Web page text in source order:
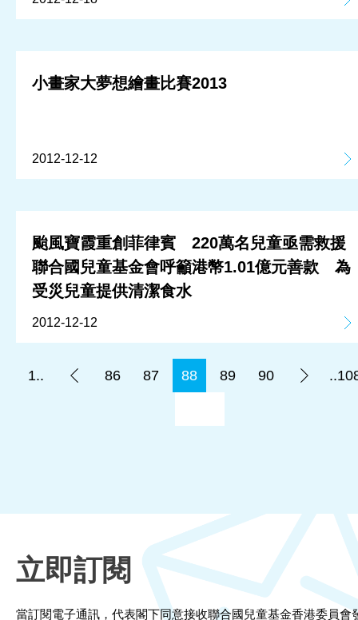
小畫家大夢想繪畫比賽2013
2012-12-12
颱風寶霞重創菲律賓 220萬名兒童亟需救援
聯合國兒童基金會呼籲港幣1.01億元善款 為
受災兒童提供清潔食水
2012-12-12
1.. 86 87 88 89 90
立即訂閱
當訂閱電子通訊，代表閣下同意接收聯合國兒童基金香港委員會